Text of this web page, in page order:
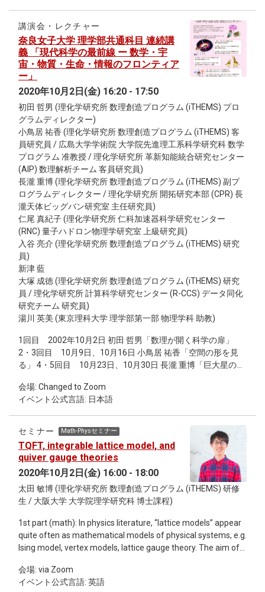
催いたします。 入場料 ： 配信参加：1500円 書籍つき配信参
加：1500円＋『「役に立たない科学」が役に立つ』2200円
（上記いずれも税別） 詳細およびイベントの予約は、関連リ
ンクよりご参照ください。
講演会・レクチャー
奈良女子大学 理学部共通科目 連続講
義 「現代科学の最前線 ー 数学・宇
宙・物質・生命・情報のフロンティア
ー」
2020年10月2日(金) 16:20 - 17:50
初田 哲男 (理化学研究所 数理創造プログラム (iTHEMS) プロ
グラムディレクター)
小鳥居 祐香 (理化学研究所 数理創造プログラム (iTHEMS) 客
員研究員 / 広島大学学術院 大学院先進理工系科学研究科 数学
プログラム 准教授 / 理化学研究所 革新知能統合研究センター
(AIP) 数理解析チーム 客員研究員)
長瀧 重博 (理化学研究所 数理創造プログラム (iTHEMS) 副プ
ログラムディレクター / 理化学研究所 開拓研究本部 (CPR) 長
瀧天体ビッグバン研究室 主任研究員)
仁尾 真紀子 (理化学研究所 仁科加速器科学研究センター
(RNC) 量子ハドロン物理学研究室 上級研究員)
入谷 亮介 (理化学研究所 数理創造プログラム (iTHEMS) 研究
員)
新津 藍
大塚 成徳 (理化学研究所 数理創造プログラム (iTHEMS) 研究
員 / 理化学研究所 計算科学研究センター (R-CCS) データ同化
研究チーム 研究員)
湯川 英美 (東京理科大学 理学部第一部 物理学科 助教)
1回目 2002年10月2日 初田 哲男「数理が開く科学の扉」
2・3回目 10月9日、10月16日 小鳥居 祐香「空間の形を見
る」 4・5回目 10月23日、10月30日 長瀧 重博「巨大星の爆
13日 仁尾 真紀子「素粒子物理学へようこそ」 8・9回目 11
月20日、11月27日 入谷 亮介「自然淘汰による進化とゲーム
理論」 10・11回目 12月4日、12月11日 新津 藍「自然から
習うものづくり--合成生物学入門--」 12・13回目 12月18
日、2021年1月8日 大塚 成徳「天気予報の科学--気象学とコン
ピュータシミュレーション--」 14・15回目 2021年1月22
日、1月29日 湯川 英美「極限の世界を拓く量子センシング」
会場: Changed to Zoom
イベント公式言語: 日本語
セミナー Math-Physセミナー
TQFT, integrable lattice model, and
quiver gauge theories
2020年10月2日(金) 16:00 - 18:00
太田 敏博 (理化学研究所 数理創造プログラム (iTHEMS) 研修
生 / 大阪大学 大学院理学研究科 博士課程)
1st part (math): In physics literature, “lattice models” appear
quite often as mathematical models of physical systems, e.g.
Ising model, vertex models, lattice gauge theory. The aim of
model,’ and ‘what does integrability mean’ in the language of
mathematics. In turn, they will play a crucial role in the 2nd
会場: via Zoom
イベント公式言語: 英語